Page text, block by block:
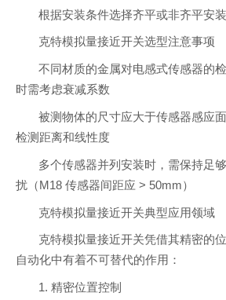
根据安装条件选择齐平或非齐平安装
克特模拟量接近开关选型注意事项
不同材质的金属对电感式传感器的
时需考虑衰减系数
被测物体的尺寸应大于传感器感应
检测距离和线性度
多个传感器并列安装时，需保持足
扰（M18 传感器间距应 > 50mm）
克特模拟量接近开关典型应用领域
克特模拟量接近开关凭借其精密的
自动化中有着不可替代的作用：
1. 精密位置控制